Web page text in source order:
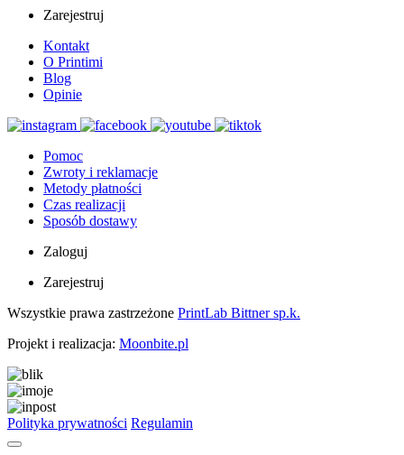
Zarejestruj
Kontakt
O Printimi
Blog
Opinie
Pomoc
Zwroty i reklamacje
Metody płatności
Czas realizacji
Sposób dostawy
Zaloguj
Zarejestruj
Wszystkie prawa zastrzeżone PrintLab Bittner sp.k.
Projekt i realizacja: Moonbite.pl
Polityka prywatności Regulamin